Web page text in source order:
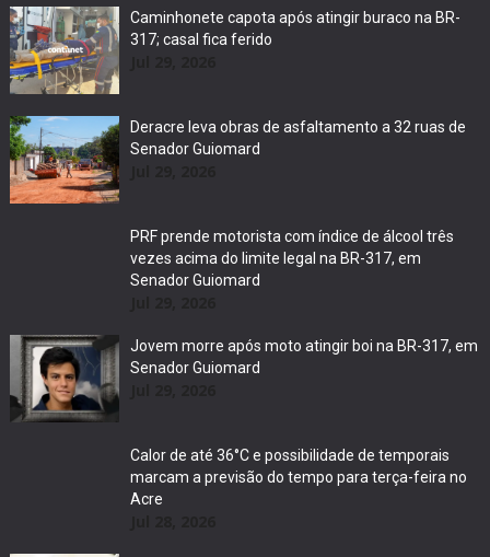
Caminhonete capota após atingir buraco na BR-
317; casal fica ferido
Deracre leva obras de asfaltamento a 32 ruas de
Senador Guiomard
PRF prende motorista com índice de álcool três
vezes acima do limite legal na BR-317, em
Senador Guiomard
Jovem morre após moto atingir boi na BR-317, em
Senador Guiomard
Calor de até 36°C e possibilidade de temporais
marcam a previsão do tempo para terça-feira no
Acre